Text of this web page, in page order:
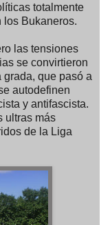
totalmente
los Bukaneros.
las tensiones
se convirtieron
que pasó a
autodefinen
y antifascista.
ultras más
de la Liga